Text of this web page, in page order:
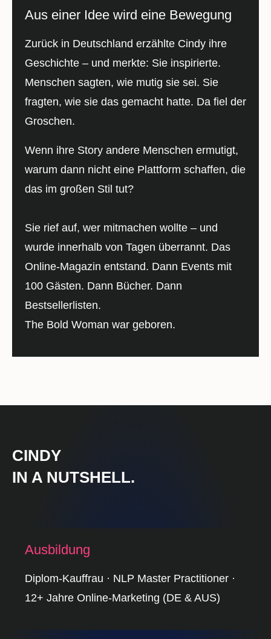
Aus einer Idee wird eine Bewegung
Zurück in Deutschland erzählte Cindy ihre
Geschichte – und merkte: Sie inspirierte.
Menschen sagten, wie mutig sie sei. Sie
fragten, wie sie das gemacht hatte. Da fiel der
Groschen.
Wenn ihre Story andere Menschen ermutigt,
warum dann nicht eine Plattform schaffen, die
das im großen Stil tut?
Sie rief auf, wer mitmachen wollte – und
wurde innerhalb von Tagen überrannt. Das
Online-Magazin entstand. Dann Events mit
100 Gästen. Dann Bücher. Dann
Bestsellerlisten.
The Bold Woman war geboren.
CINDY
IN A NUTSHELL.
Ausbildung
Diplom-Kauffrau · NLP Master Practitioner ·
12+ Jahre Online-Marketing (DE & AUS)